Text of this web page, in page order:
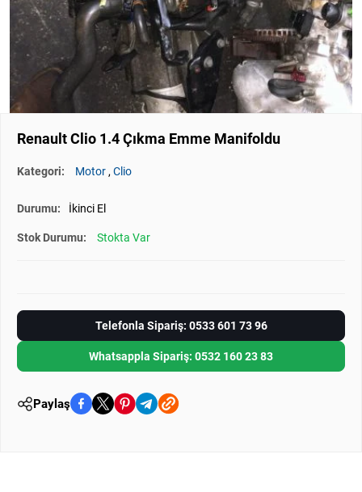
Renault Clio 1.4 Çıkma Emme Manifoldu
Kategori: Motor,Clio
Durumu: İkinci El
Stok Durumu: Stokta Var
Telefonla Sipariş: 0533 601 73 96
Whatsappla Sipariş: 0532 160 23 83
Paylaş